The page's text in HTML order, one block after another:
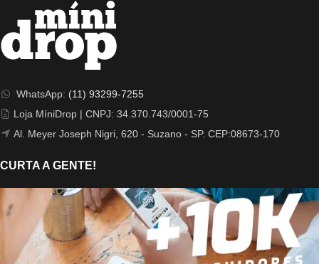
WhatsApp: (11) 93299-7255
Loja MíniDrop | CNPJ: 34.370.743/0001-75
Al. Meyer Joseph Nigri, 620 - Suzano - SP. CEP:08673-170
CURTA A GENTE!